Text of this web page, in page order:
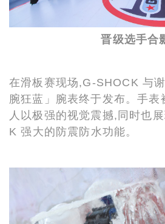
晋级选手合
在滑板赛现场,G-SHOCK 与
腕狂蓝」腕表终于发布。手表
人以极强的视觉震撼,同时也
K 强大的防震防水功能。